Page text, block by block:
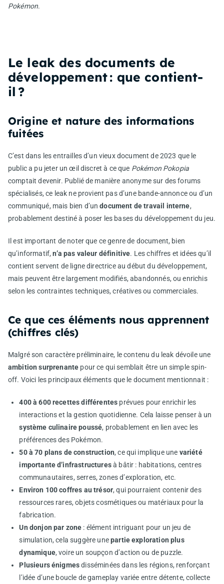
Pokémon.
Le leak des documents de
développement : que contient-
il ?
Origine et nature des informations
fuitées
C’est dans les entrailles d’un vieux document de 2023 que le
public a pu jeter un œil discret à ce que Pokémon Pokopia
comptait devenir. Publié de manière anonyme sur des forums
spécialisés, ce leak ne provient pas d’une bande-annonce ou d’un
communiqué, mais bien d’undocument de travail interne,
probablement destiné à poser les bases du développement du jeu.
Il est important de noter que ce genre de document, bien
qu’informatif,n’a pas valeur définitive. Les chiffres et idées qu’il
contient servent de ligne directrice au début du développement,
mais peuvent être largement modifiés, abandonnés, ou enrichis
selon les contraintes techniques, créatives ou commerciales.
Ce que ces éléments nous apprennent
(chiffres clés)
Malgré son caractère préliminaire, le contenu du leak dévoile une
ambition surprenante pour ce qui semblait être un simple spin-
off. Voici les principaux éléments que le document mentionnait :
400 à 600 recettes différentes prévues pour enrichir les
interactions et la gestion quotidienne. Cela laisse penser à un
système culinaire poussé, probablement en lien avec les
préférences des Pokémon.
50 à 70 plans de construction, ce qui implique une variété
importante d’infrastructuresà bâtir : habitations, centres
communautaires, serres, zones d’exploration, etc.
Environ 100 coffres au trésor, qui pourraient contenir des
ressources rares, objets cosmétiques ou matériaux pour la
fabrication.
Un donjon par zone : élément intriguant pour un jeu de
simulation, cela suggère unepartie exploration plus
dynamique, voire un soupçon d’action ou de puzzle.
Plusieurs énigmesdisséminées dans les régions, renforçant
l’idée d’une boucle de gameplay variée entre détente, collecte